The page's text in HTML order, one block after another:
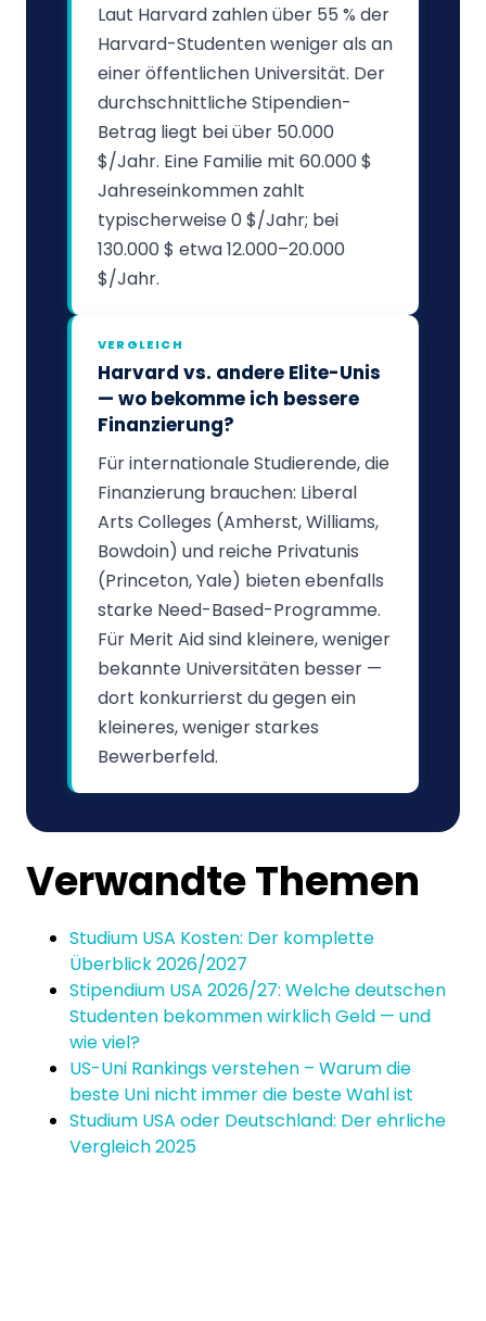
Laut Harvard zahlen über 55 % der
Harvard-Studenten weniger als an
einer öffentlichen Universität. Der
durchschnittliche Stipendien-
Betrag liegt bei über 50.000
$/Jahr. Eine Familie mit 60.000 $
Jahreseinkommen zahlt
typischerweise 0 $/Jahr; bei
130.000 $ etwa 12.000–20.000
$/Jahr.
VERGLEICH
Harvard vs. andere Elite-Unis
— wo bekomme ich bessere
Finanzierung?
Für internationale Studierende, die
Finanzierung brauchen: Liberal
Arts Colleges (Amherst, Williams,
Bowdoin) und reiche Privatunis
(Princeton, Yale) bieten ebenfalls
starke Need-Based-Programme.
Für Merit Aid sind kleinere, weniger
bekannte Universitäten besser —
dort konkurrierst du gegen ein
kleineres, weniger starkes
Bewerberfeld.
Verwandte Themen
Studium USA Kosten: Der komplette
Überblick 2026/2027
Stipendium USA 2026/27: Welche deutschen
Studenten bekommen wirklich Geld — und
wie viel?
US-Uni Rankings verstehen – Warum die
beste Uni nicht immer die beste Wahl ist
Studium USA oder Deutschland: Der ehrliche
Vergleich 2025